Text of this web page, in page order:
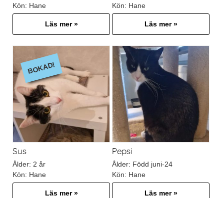
Kön: Hane
Läs mer »
Kön: Hane
Läs mer »
BOKAD!
Sus
Ålder: 2 år
Kön: Hane
Läs mer »
Pepsi
Ålder: Född juni-24
Kön: Hane
Läs mer »